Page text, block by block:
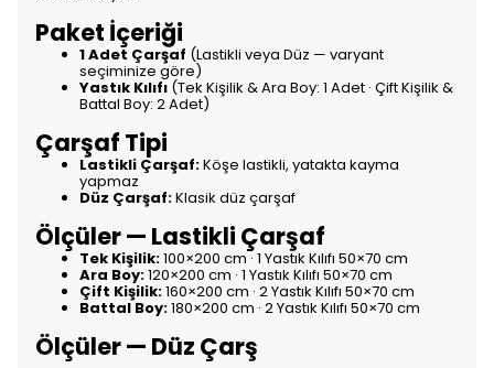
Paket İçeriği
1 Adet Çarşaf (Lastikli veya Düz — varyant
seçiminize göre)
Yastık Kılıfı (Tek Kişilik & Ara Boy: 1 Adet · Çift Kişilik &
Battal Boy: 2 Adet)
Çarşaf Tipi
Lastikli Çarşaf:Köşe lastikli, yatakta kayma
yapmaz
Düz Çarşaf:Klasik düz çarşaf
Ölçüler — Lastikli Çarşaf
Tek Kişilik:100×200 cm · 1 Yastık Kılıfı 50×70 cm
Ara Boy:120×200 cm · 1 Yastık Kılıfı 50×70 cm
Çift Kişilik:160×200 cm · 2 Yastık Kılıfı 50×70 cm
Battal Boy:180×200 cm · 2 Yastık Kılıfı 50×70 cm
Ölçüler — Düz Çarş